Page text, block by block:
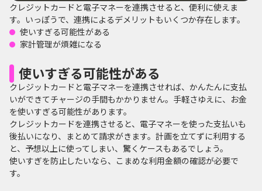
クレジットカードと電子マネーを連携させると、便利に使えま
す。いっぽうで、連携によるデメリットもいくつか存在します。
使いすぎる可能性がある
家計管理が煩雑になる
使いすぎる可能性がある
クレジットカードと電子マネーを連携させれば、かんたんに支払
いができてチャージの手間もかかりません。手軽さゆえに、お金
を使いすぎる可能性があります。
クレジットカードを連携させると、電子マネーを使った支払いも
後払いになり、まとめて請求がきます。計画を立てずに利用する
と、予想以上に使ってしまい、驚くケースもあるでしょう。
使いすぎを防止したいなら、こまめな利用金額の確認が必要で
す。